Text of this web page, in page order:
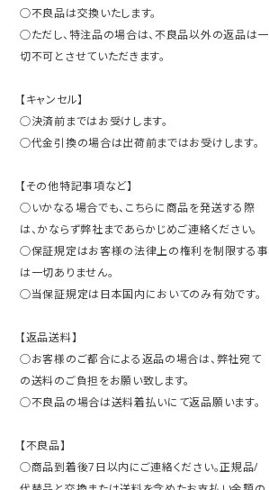
○不良品は交換いたします。
○ただし、特注品の場合は、不良品以外の返品は一
切不可とさせていただきます。
【キャンセル】
○決済前まではお受けします。
○代金引換の場合は出荷前まではお受けします。
【その他特記事項など】
○いかなる場合でも、こちらに商品を発送する際
は、かならず弊社まであらかじめご連絡ください。
○保証規定はお客様の法律上の権利を制限する事
は一切ありません。
○当保証規定は日本国内においてのみ有効です。
【返品送料】
○お客様のご都合による返品の場合は、弊社宛て
の送料のご負担をお願い致します。
○不良品の場合は送料着払いにて返品願います。
【不良品】
○商品到着後7日以内にご連絡ください。正規品/